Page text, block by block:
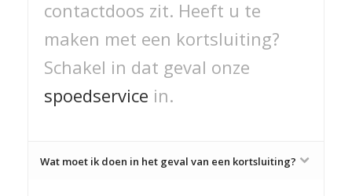
contactdoos zit. Heeft u te
maken met een kortsluiting?
Schakel in dat geval onze
spoedservice in.
Wat moet ik doen in het geval van een kortsluiting?